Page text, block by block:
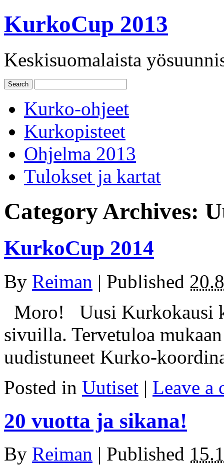
KurkoCup 2013
Keskisuomalaista
Kurko-ohjeet
Kurkopisteet
Ohjelma 2013
Tulokset ja kartat
Category Archives:
KurkoCup 2014
By Reiman | Published
Moro! Uusi Kurkokausi
sivuilla. Tervetuloa
uudistuneet Kurko-
Posted in Uutiset | Leave a
20 vuotta ja sikana!
By Reiman | Published